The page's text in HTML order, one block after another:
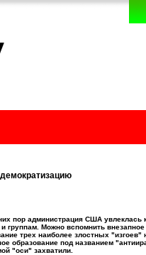
пор администрация США
группам. Можно вспомнить внезапное
трех наиболее злостных "изгоев"
образование под названием
"оси" захватили.